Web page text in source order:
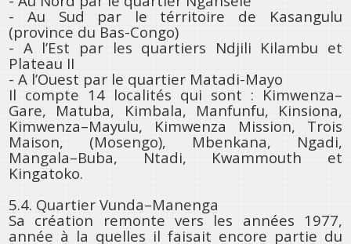
- Au Sud par le térritoire de Kasangulu
(province du Bas-Congo)
- A l’Est par les quartiers Ndjili Kilambu et
Plateau II
- A l’Ouest par le quartier Matadi-Mayo
Il compte 14 localités qui sont : Kimwenza–
Gare, Matuba, Kimbala, Manfunfu, Kinsiona,
Kimwenza–Mayulu, Kimwenza Mission, Trois
Maison, (Mosengo), Mbenkana, Ngadi,
Mangala–Buba, Ntadi, Kwammouth et
Kingatoko.
5.4. Quartier Vunda–Manenga
Sa création remonte vers les années 1977,
année à la quelles il faisait encore partie du